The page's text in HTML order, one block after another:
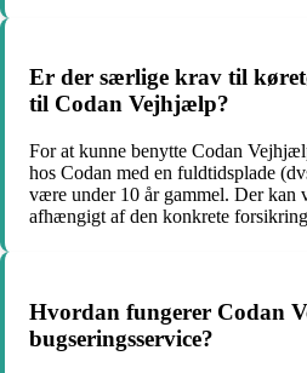
Er der særlige krav til
til Codan Vejhjælp?
For at kunne benytte Codan
hos Codan med en fuldtidsplade
være under 10 år gammel. Der kan
afhængigt af den konkrete
Hvordan fungerer Codan
bugseringsservice?